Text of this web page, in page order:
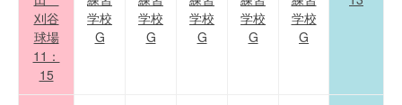
刈谷
球場
11：
15
学校
G
学校
G
学校
G
学校
G
学校
G